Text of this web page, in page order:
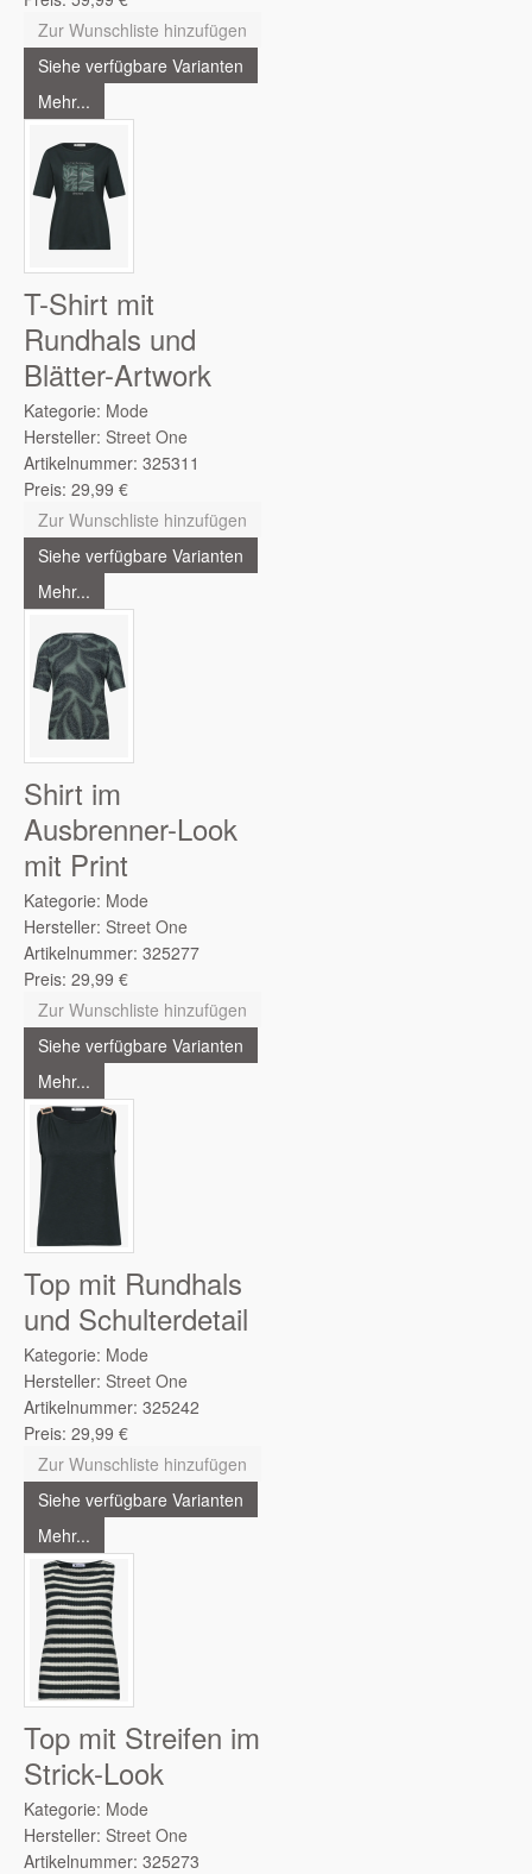
Zur Wunschliste hinzufügen
Siehe verfügbare Varianten
Mehr...
T-Shirt mit
Rundhals und
Blätter-Artwork
Kategorie: Mode
Hersteller: Street One
Artikelnummer: 325311
Preis: 29,99 €
Zur Wunschliste hinzufügen
Siehe verfügbare Varianten
Mehr...
Shirt im
Ausbrenner-Look
mit Print
Kategorie: Mode
Hersteller: Street One
Artikelnummer: 325277
Preis: 29,99 €
Zur Wunschliste hinzufügen
Siehe verfügbare Varianten
Mehr...
Top mit Rundhals
und Schulterdetail
Kategorie: Mode
Hersteller: Street One
Artikelnummer: 325242
Preis: 29,99 €
Zur Wunschliste hinzufügen
Siehe verfügbare Varianten
Mehr...
Top mit Streifen im
Strick-Look
Kategorie: Mode
Hersteller: Street One
Artikelnummer: 325273